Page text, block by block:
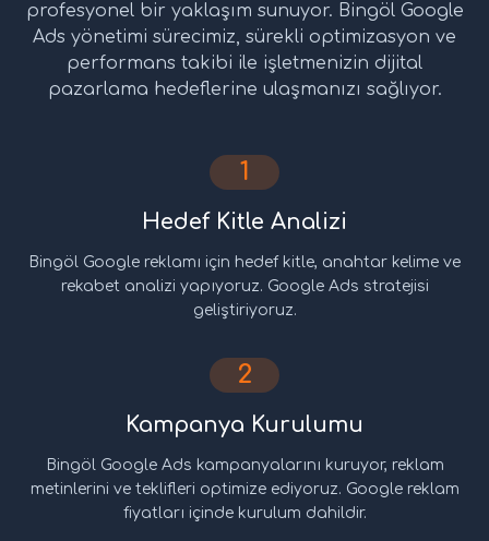
profesyonel bir yaklaşım sunuyor. Bingöl Google
Ads yönetimi sürecimiz, sürekli optimizasyon ve
performans takibi ile işletmenizin dijital
pazarlama hedeflerine ulaşmanızı sağlıyor.
1
Hedef Kitle Analizi
Bingöl Google reklamı için hedef kitle, anahtar kelime ve
rekabet analizi yapıyoruz. Google Ads stratejisi
geliştiriyoruz.
2
Kampanya Kurulumu
Bingöl Google Ads kampanyalarını kuruyor, reklam
metinlerini ve teklifleri optimize ediyoruz. Google reklam
fiyatları içinde kurulum dahildir.